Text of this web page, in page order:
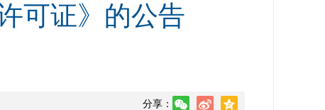
可证》的公告
分享：